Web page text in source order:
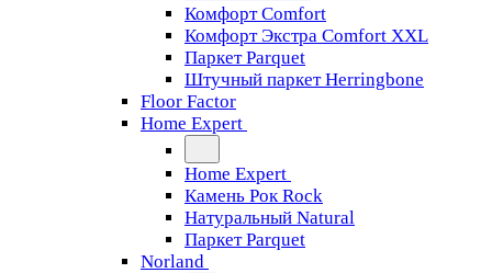
Комфорт Comfort
Комфорт Экстра Comfort XXL
Паркет Parquet
Штучный паркет Herringbone
Floor Factor
Home Expert
Home Expert
Камень Рок Rock
Натуральный Natural
Паркет Parquet
Norland